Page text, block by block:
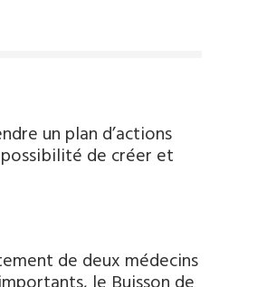
un plan d’actions
de créer et
de deux médecins